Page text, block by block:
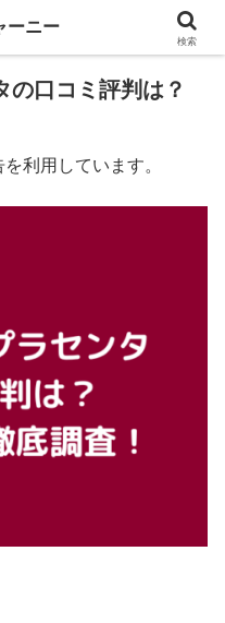
の口コミ評判は？
利用しています。
ーニー
検索